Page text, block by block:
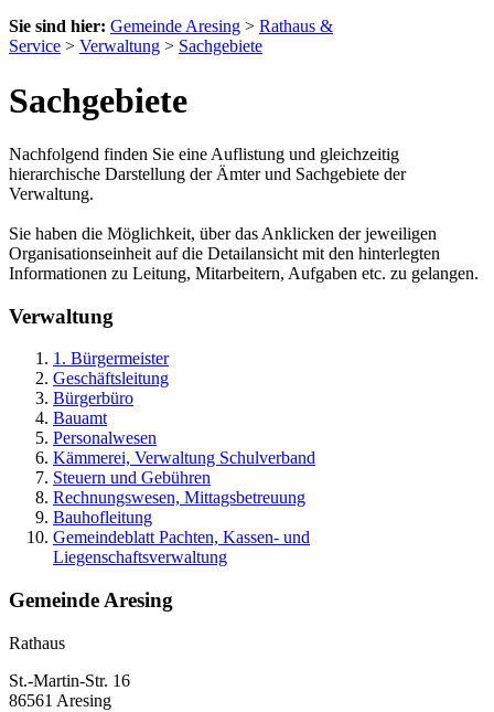
Sie sind hier: Gemeinde Aresing > Rathaus &
Service > Verwaltung > Sachgebiete
Sachgebiete
Nachfolgend finden Sie eine Auflistung und gleichzeitig
hierarchische Darstellung der Ämter und Sachgebiete der
Verwaltung.
Sie haben die Möglichkeit, über das Anklicken der jeweiligen
Organisationseinheit auf die Detailansicht mit den hinterlegten
Informationen zu Leitung, Mitarbeitern, Aufgaben etc. zu gelangen.
Verwaltung
1. Bürgermeister
Geschäftsleitung
Bürgerbüro
Bauamt
Personalwesen
Kämmerei, Verwaltung Schulverband
Steuern und Gebühren
Rechnungswesen, Mittagsbetreuung
Bauhofleitung
Gemeindeblatt Pachten, Kassen- und
Liegenschaftsverwaltung
Gemeinde Aresing
Rathaus
St.-Martin-Str. 16
86561 Aresing